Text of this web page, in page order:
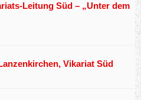
Leitung Süd – „Unter dem
Vikariat Süd